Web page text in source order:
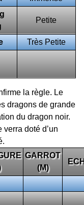
Petite
Très Petite
la règle. Le
dragons de grande
du dragon noir.
doté d’un
GARROT
(M)